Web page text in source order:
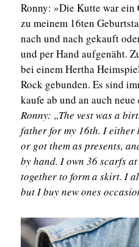
Ronny: »Die Kutte war ein
zu meinem 16ten
nach und nach gekauft
und per Hand aufgenäht.
bei einem Hertha
Rock gebunden. Es sind
kaufe ab und an auch neue
Ronny: „The vest was a
father for my 16th. I either
or got them as presents,
by hand. I own 36 scarfs
together to form a skirt. I
but I buy new ones